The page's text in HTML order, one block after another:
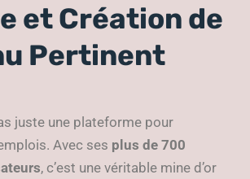
et Création de
Pertinent
juste une plateforme pour
Avec ses plus de 700
, c’est une véritable mine d’or